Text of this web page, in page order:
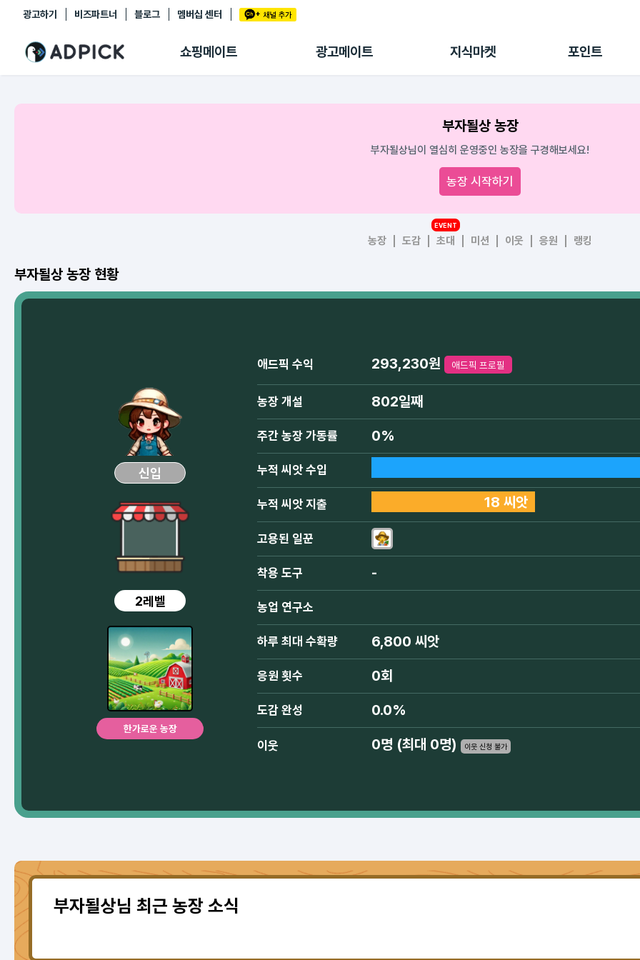
광고하기 비즈파트너 블로그 멤버십 센터
쇼핑메이트 광고메이트 지식마켓 포인트
추천상품
쇼핑 에이전트
링크관리
광고리포트
출석 룰렛
후원
부자될상 농장
부자될상님이 열심히 운영중인 농장을 구경해보세요!
농장 시작하기
농장 도감 초대
EVENT
미션 이웃 응원 랭킹
부자될상 농장 현황
신입
2레벨
한가로운 농장
애드픽 수익 293,230원 애드픽 프로필
농장 개설 802일째
주간 농장 가동률 0%
누적 씨앗 수입
누적 씨앗 지출 18 씨앗
고용된 일꾼
착용 도구 -
농업 연구소
하루 최대 수확량 6,800 씨앗
응원 횟수 0회
도감 완성 0.0%
이웃 0명 (최대 0명) 이웃 신청 불가
부자될상님 최근 농장 소식